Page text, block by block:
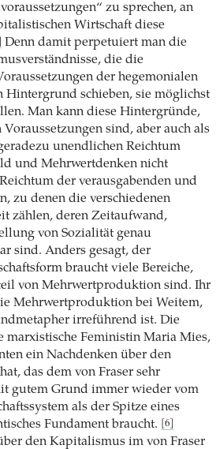
zu sprechen, an
Wirtschaft diese
Denn damit perpetuiert man die
die die
der hegemonialen
Hintergrund schieben, sie möglichst
Man kann diese Hintergründe,
sind, aber auch als
unendlichen Reichtum
und Mehrwertdenken nicht
der verausgabenden und
zu denen die verschiedenen
zählen, deren Zeitaufwand,
von Sozialität genau
sind. Anders gesagt, der
braucht viele Bereiche,
von Mehrwertproduktion sind. Ihr
Mehrwertproduktion bei Weitem,
irreführend ist. Die
marxistische Feministin Maria Mies,
ein Nachdenken über den
das dem von Fraser sehr
gutem Grund immer wieder vom
als der Spitze eines
Fundament braucht.
[6]
den Kapitalismus im von Fraser